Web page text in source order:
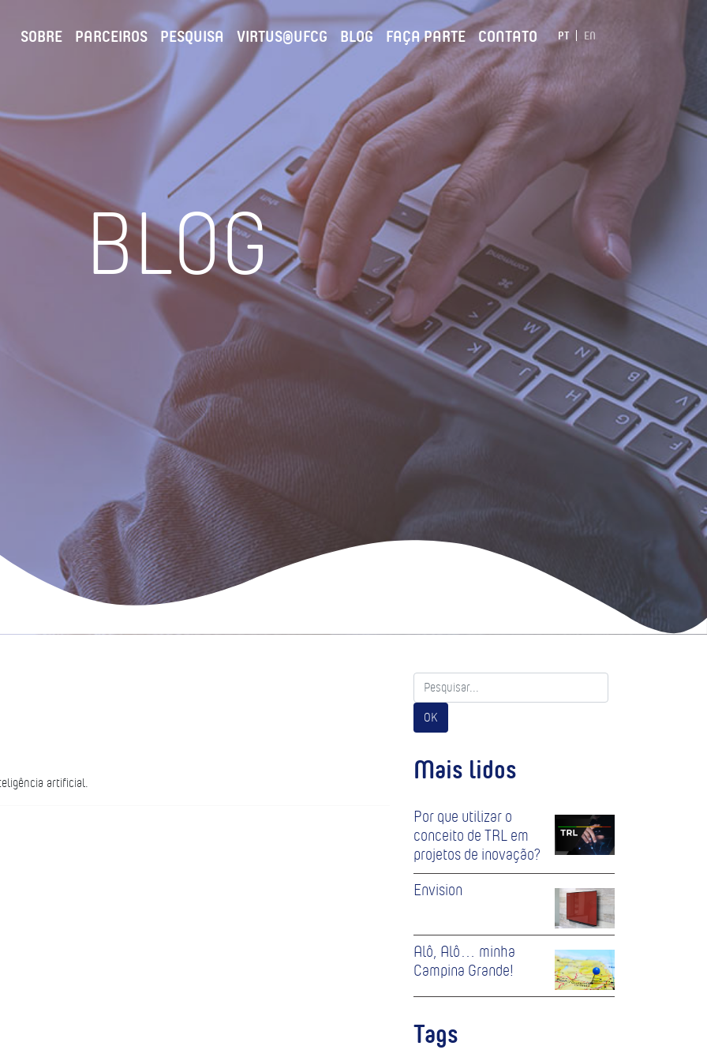
SOBRE PARCEIROS PESQUISA VIRTUS@UFCG BLOG FAÇA PARTE CONTATO PT EN
BLOG
artificial.
OK
Mais lidos
Por que utilizar o
conceito de TRL em
projetos de inovação?
Envision
Alô, Alô… minha
Campina Grande!
Tags